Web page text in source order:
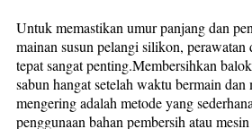
Untuk memastikan umur panjang dan
mainan susun pelangi silikon, perawatan
tepat sangat penting.Membersihkan
sabun hangat setelah waktu bermain dan
mengering adalah metode yang
penggunaan bahan pembersih atau